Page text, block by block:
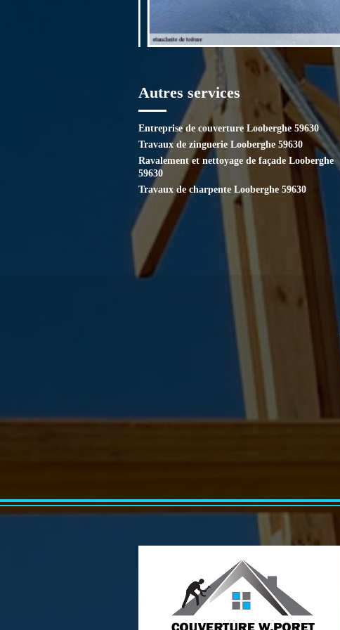
Autres services
Entreprise de couverture Looberghe 59630
Travaux de zinguerie Looberghe 59630
Ravalement et nettoyage de façade Looberghe
59630
Travaux de charpente Looberghe 59630